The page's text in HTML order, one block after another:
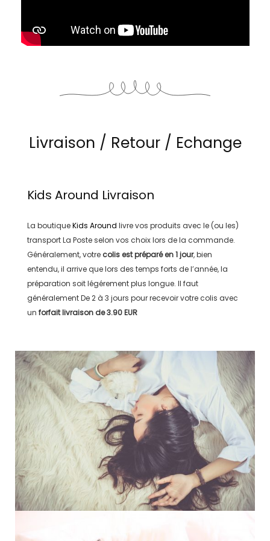
Livraison / Retour / Echange
Kids Around Livraison
La boutiqueKids Around livre vos produits avec le (ou les)
transportLa Posteselon vos choix lors de la commande.
Généralement, votre colis est préparé en1 jour, bien
entendu, il arrive que lors des temps forts de l’année, la
préparation soit légérement plus longue. Il faut
généralementDe 2 à 3 jours pour recevoir votre colis avec
un forfait livraison de3.90 EUR